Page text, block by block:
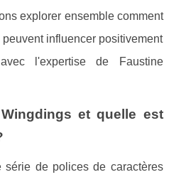
explorer ensemble comment
peuvent influencer positivement
l'expertise de Faustine
et quelle est
série de polices de caractères